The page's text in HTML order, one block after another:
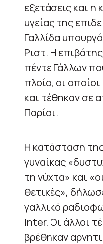
εξετάσεις και
υγείας της
Γαλλίδα
Ριστ. Η
πέντε Γάλλων
πλοίο, οι
και τέθηκαν σε
Παρίσι.
Η κατάσταση
γυναίκας
τη νύχτα» και
θετικές»,
γαλλικό
Inter. Οι άλλοι
βρέθηκαν